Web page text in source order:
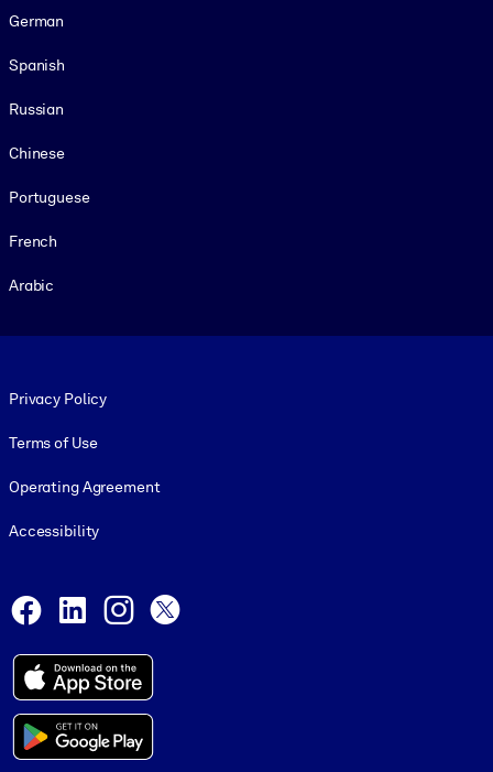
German
Spanish
Russian
Chinese
Portuguese
French
Arabic
Privacy Policy
Terms of Use
Operating Agreement
Accessibility
Facebook
LinkedInInstagram